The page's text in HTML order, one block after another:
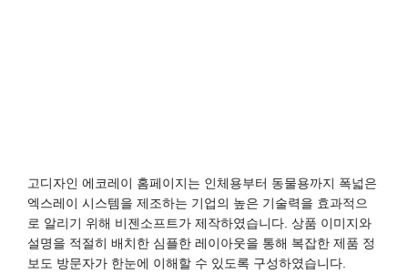
고디자인 에코레이 홈페이지는 인체용부터 동물용까지 폭넓은
엑스레이 시스템을 제조하는 기업의 높은 기술력을 효과적으
로 알리기 위해 비젠소프트가 제작하였습니다. 상품 이미지와
설명을 적절히 배치한 심플한 레이아웃을 통해 복잡한 제품 정
보도 방문자가 한눈에 이해할 수 있도록 구성하였습니다.